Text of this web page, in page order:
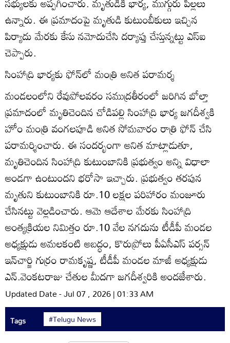
ఉన్నారు. ఈ ప్రమాదంపై మృతుడి కుటుంబీకులు ఇచ్చిన
పిర్యాదు మేరకు కేసు నమోదుచేసి దర్యాప్తు చేస్తున్నట్టు ఎస్‌ఐ
చెప్పారు.
సింహాద్రి భార్యకు ఫోన్‌లో మంత్రి అనిత పరామర్శ
మండలంలోని రేవుపోలవరం సముద్రతీరంలో జరిగిన బోల్తా
ప్రమాదంలో మృతిచెందిన చోడిపల్లి సింహాద్రి భార్య జగదీశ్వకి
హోం మంత్రి వంగలపూడి అనిత సోమవారం రాత్రి ఫోన్‌ చేసి
పరామర్శించారు. ఈ సందర్భంగా అనిత మాట్లాడుతూ,
మృతిచెందిన సింహాద్రి కుటుంబానికి ప్రభుత్వం అన్ని విధాలా
అండగా ఉంటుందని భరోసా ఇచ్చారు. ప్రభుత్వం తరపున
మృతుని కుటుంబానికి రూ.10 లక్షల పరిహారం మంజూరు
చేసినట్టు వెల్లడించారు. ఆమె ఆదేశాల మేరకు సింహాద్రి
అంత్యక్రియల నిమిత్తం రూ.10 వేల నగదును టీడీపీ మండల
అధ్యక్షుడు అమలకంటి అబద్ధం, కొరుప్రోలు పీఏసీఎస్‌ పర్సన్‌
ఇన్‌చార్జి గుర్రం రామకృష్ణ, టీడీపీ మండల మాజీ అధ్యక్షుడు
ఎన్‌.వెంకటరాజు చేతుల మీదగా జగదీశ్వరికి అందజేశారు.
Updated Date - Jul 07 , 2026 | 01:33 AM
Tags #Telugu News